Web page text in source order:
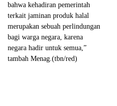
bahwa kehadiran pemerintah
terkait jaminan produk halal
merupakan sebuah perlindungan
bagi warga negara, karena
negara hadir untuk semua,”
tambah Menag.(tbn/red)